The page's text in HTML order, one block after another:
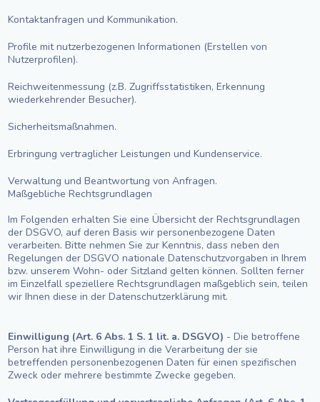
Kontaktanfragen und Kommunikation.
Profile mit nutzerbezogenen Informationen (Erstellen von
Nutzerprofilen).
Reichweitenmessung (z.B. Zugriffsstatistiken, Erkennung
wiederkehrender Besucher).
Sicherheitsmaßnahmen.
Erbringung vertraglicher Leistungen und Kundenservice.
Verwaltung und Beantwortung von Anfragen.
Maßgebliche Rechtsgrundlagen
Im Folgenden erhalten Sie eine Übersicht der Rechtsgrundlagen
der DSGVO, auf deren Basis wir personenbezogene Daten
verarbeiten. Bitte nehmen Sie zur Kenntnis, dass neben den
Regelungen der DSGVO nationale Datenschutzvorgaben in Ihrem
bzw. unserem Wohn- oder Sitzland gelten können. Sollten ferner
im Einzelfall speziellere Rechtsgrundlagen maßgeblich sein, teilen
wir Ihnen diese in der Datenschutzerklärung mit.
Einwilligung (Art. 6 Abs. 1 S. 1 lit. a. DSGVO) - Die betroffene
Person hat ihre Einwilligung in die Verarbeitung der sie
betreffenden personenbezogenen Daten für einen spezifischen
Zweck oder mehrere bestimmte Zwecke gegeben.